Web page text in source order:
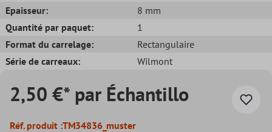
Epaisseur:
8 mm
Quantité par paquet:
1
Format du carrelage:
Rectangulaire
Série de carreaux:
Wilmont
2,50 €* par Échantillo
Réf. produit :TM34836_muster